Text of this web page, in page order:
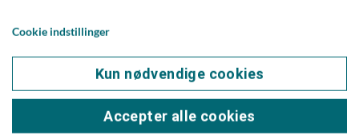
Cookie indstillinger
Kun nødvendige cookies
Accepter alle cookies